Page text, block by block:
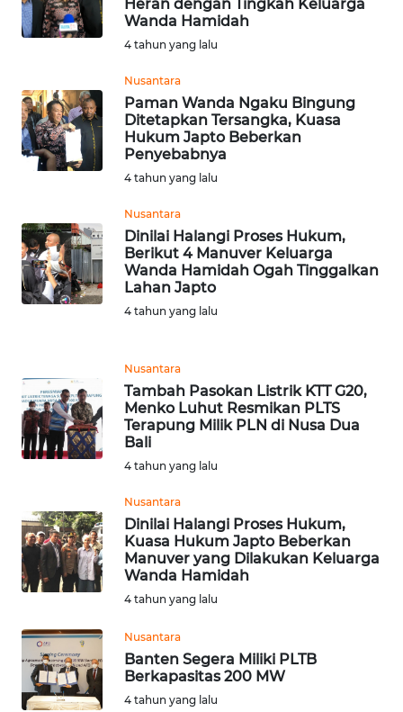
Heran dengan Tingkah Keluarga
Wanda Hamidah
4 tahun yang lalu
Nusantara
Paman Wanda Ngaku Bingung
Ditetapkan Tersangka, Kuasa
Hukum Japto Beberkan
Penyebabnya
4 tahun yang lalu
Nusantara
Dinilai Halangi Proses Hukum,
Berikut 4 Manuver Keluarga
Wanda Hamidah Ogah Tinggalkan
Lahan Japto
4 tahun yang lalu
Nusantara
Tambah Pasokan Listrik KTT G20,
Menko Luhut Resmikan PLTS
Terapung Milik PLN di Nusa Dua
Bali
4 tahun yang lalu
Nusantara
Dinilai Halangi Proses Hukum,
Kuasa Hukum Japto Beberkan
Manuver yang Dilakukan Keluarga
Wanda Hamidah
4 tahun yang lalu
Nusantara
Banten Segera Miliki PLTB
Berkapasitas 200 MW
4 tahun yang lalu
WN
SURABAYA
NATUNA
WN
BINTAN
MANDALIKA
WN
LIKUPANG
WN
BORNEO
Group
WAHANA
NEWS
TANI
WAHANA
ADVOKAT